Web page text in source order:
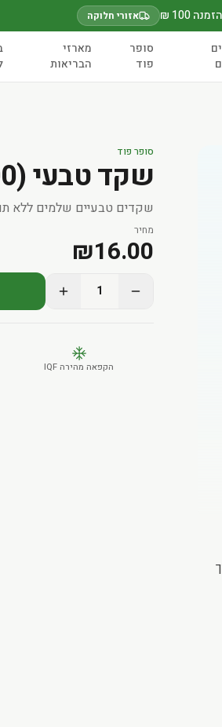
100 ₪ אזורי חלוקה
סופר
פוד
מארזי
הבריאות
סופר פוד
שקד טבעי (100 גר')
שקדים טבעיים שלמים ללא
מחיר
₪16.00
1
הקפאה מהירה IQF